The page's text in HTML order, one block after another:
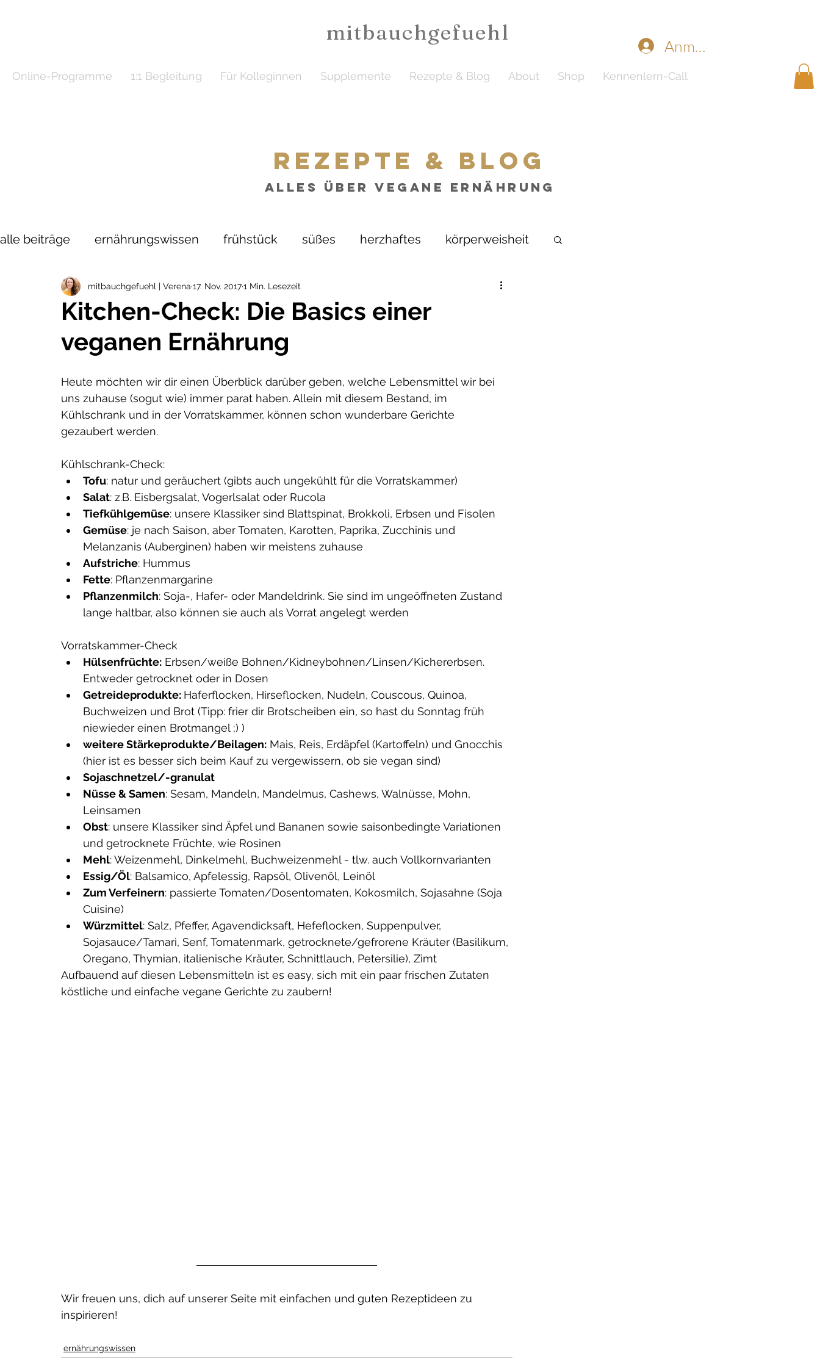
mitbauchgefuehl
Anmelden
Online-Programme 1:1 Begleitung Für Kolleginnen Supplemente Rezepte & Blog About Shop Kennenlern-Call
rezepte & blog
alles über vegane Ernährung
Beiträge
Immunsystem
alle beiträge ernährungswissen frühstück süßes herzhaftes körperweisheit
zykluswissen schwangerschaft stillzeit
kinderrezepte weihnachten selbstständig
Kitchen-Check: Die Basics einer
veganen Ernährung
mitbauchgefuehl | Verena 17. Nov. 20171 Min. Lesezeit
Heute möchten wir dir einen Überblick darüber geben, welche Lebensmittel wir bei
uns zuhause (sogut wie) immer parat haben. Allein mit diesem Bestand, im
Kühlschrank und in der Vorratskammer, können schon wunderbare Gerichte
gezaubert werden.
Kühlschrank-Check:
Tofu: natur und geräuchert (gibts auch ungekühlt für die Vorratskammer)
Salat: z.B. Eisbergsalat, Vogerlsalat oder Rucola
Tiefkühlgemüse: unsere Klassiker sind Blattspinat, Brokkoli, Erbsen und Fisolen
Gemüse: je nach Saison, aber Tomaten, Karotten, Paprika, Zucchinis und
Melanzanis (Auberginen) haben wir meistens zuhause
Aufstriche: Hummus
Fette: Pflanzenmargarine
Pflanzenmilch: Soja-, Hafer- oder Mandeldrink. Sie sind im ungeöffneten Zustand
lange haltbar, also können sie auch als Vorrat angelegt werden
Vorratskammer-Check
Hülsenfrüchte: Erbsen/weiße Bohnen/Kidneybohnen/Linsen/Kichererbsen.
Entweder getrocknet oder in Dosen
Getreideprodukte: Haferflocken, Hirseflocken, Nudeln, Couscous, Quinoa,
Buchweizen und Brot (Tipp: frier dir Brotscheiben ein, so hast du Sonntag früh
niewieder einen Brotmangel ;) )
weitere Stärkeprodukte/Beilagen: Mais, Reis, Erdäpfel (Kartoffeln) und Gnocchis
(hier ist es besser sich beim Kauf zu vergewissern, ob sie vegan sind)
Sojaschnetzel/-granulat
Nüsse & Samen: Sesam, Mandeln, Mandelmus, Cashews, Walnüsse, Mohn,
Leinsamen
Obst: unsere Klassiker sind Äpfel und Bananen sowie saisonbedingte Variationen
und getrocknete Früchte, wie Rosinen
Mehl: Weizenmehl, Dinkelmehl, Buchweizenmehl - tlw. auch Vollkornvarianten
Essig/Öl: Balsamico, Apfelessig, Rapsöl, Olivenöl, Leinöl
Zum Verfeinern: passierte Tomaten/Dosentomaten, Kokosmilch, Sojasahne (Soja
Cuisine)
Würzmittel: Salz, Pfeffer, Agavendicksaft, Hefeflocken, Suppenpulver,
Sojasauce/Tamari, Senf, Tomatenmark, getrocknete/gefrorene Kräuter (Basilikum,
Oregano, Thymian, italienische Kräuter, Schnittlauch, Petersilie), Zimt
Aufbauend auf diesen Lebensmitteln ist es easy, sich mit ein paar frischen Zutaten
köstliche und einfache vegane Gerichte zu zaubern!
Wir freuen uns, dich auf unserer Seite mit einfachen und guten Rezeptideen zu
inspirieren!
ernährungswissen